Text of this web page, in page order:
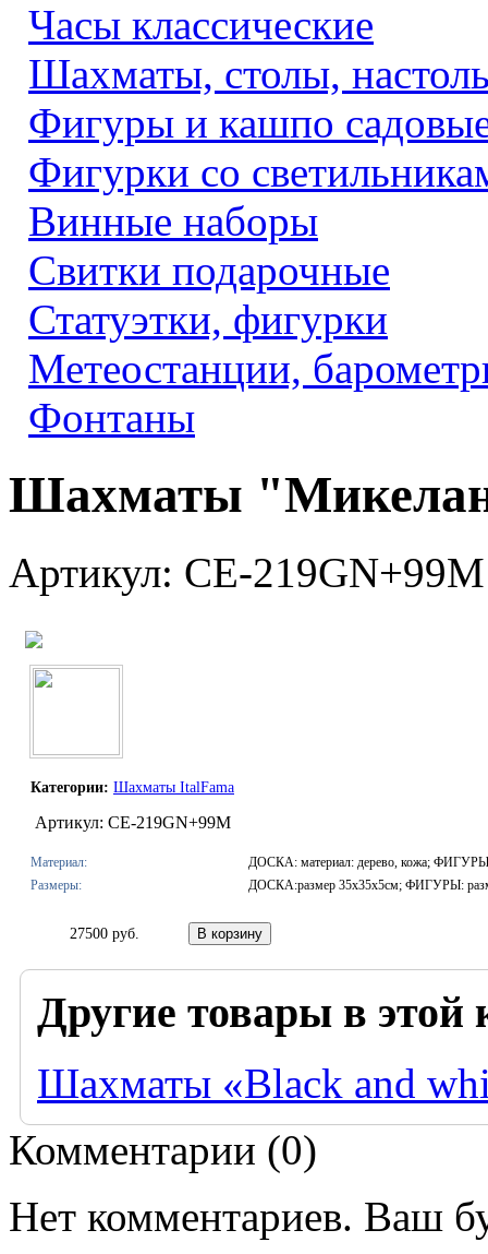
Часы классические
Шахматы, столы,
Фигуры и кашпо
Фигурки со
Винные наборы
Свитки подарочные
Статуэтки, фигурки
Метеостанции,
Фонтаны
Шахматы
Артикул: CE-219GN+99M
Категории: Шахматы ItalFama
Артикул: CE-219GN+99M
Материал:
ДОСКА: материал: дерево, кожа; ФИГУРЫ:
Размеры:
ДОСКА:размер 35х35х5см; ФИГУРЫ:
27500 руб.
Другие товары в этой
Шахматы «Black and
Комментарии (0)
Нет комментариев. Ваш